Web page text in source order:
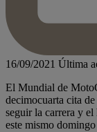
16/09/2021 Última
El Mundial de
decimocuarta cita
seguir la carrera y
este mismo domingo